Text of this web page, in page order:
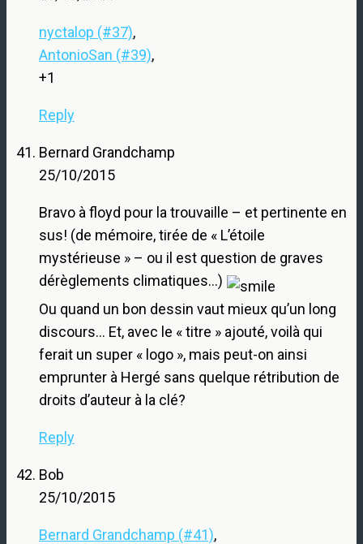
nyctalop (#37),
AntonioSan (#39),
+1
Reply
Bernard Grandchamp
25/10/2015
Bravo à floyd pour la trouvaille – et pertinente en
sus! (de mémoire, tirée de « L’étoile
mystérieuse » – ou il est question de graves
dérèglements climatiques…)
Ou quand un bon dessin vaut mieux qu’un long
discours… Et, avec le « titre » ajouté, voilà qui
ferait un super « logo », mais peut-on ainsi
emprunter à Hergé sans quelque rétribution de
droits d’auteur à la clé?
Reply
Bob
25/10/2015
Bernard Grandchamp (#41),